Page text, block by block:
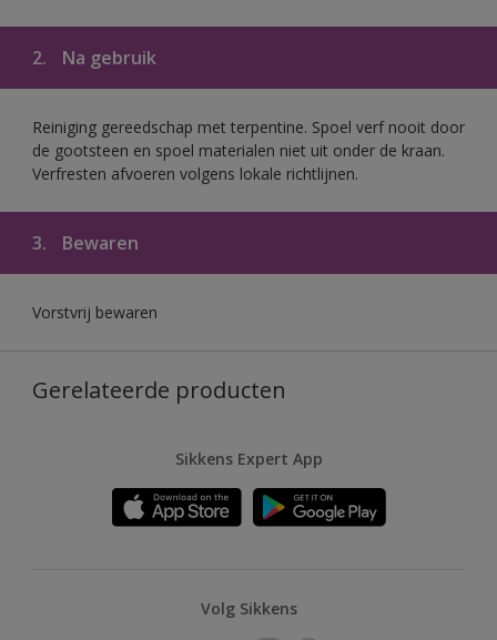
2. Na gebruik
Reiniging gereedschap met terpentine. Spoel verf nooit door
de gootsteen en spoel materialen niet uit onder de kraan.
Verfresten afvoeren volgens lokale richtlijnen.
3. Bewaren
Vorstvrij bewaren
Gerelateerde producten
Sikkens Expert App
Volg Sikkens